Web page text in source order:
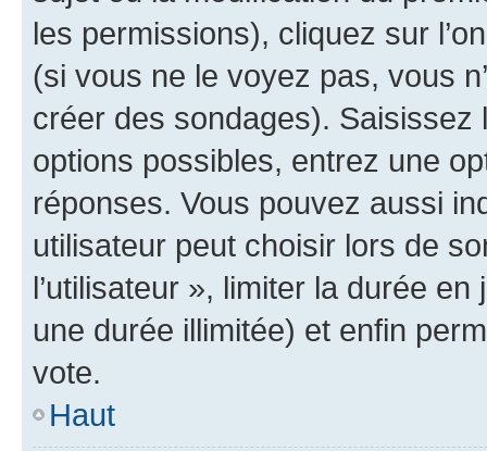
les permissions), cliquez sur
(si vous ne le voyez pas, vous
créer des sondages).
options possibles, entrez une
réponses. Vous pouvez aussi
utilisateur peut choisir lors de
l’utilisateur », limiter la durée
une durée illimitée) et enfin
vote.
Haut